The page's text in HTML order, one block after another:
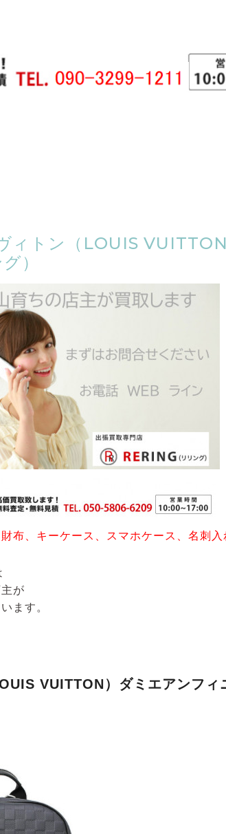
ィトン（LOUIS
）
布、キーケース、スマホケース、名刺入
が
ます。
VUITTON）ダミエアンフィ